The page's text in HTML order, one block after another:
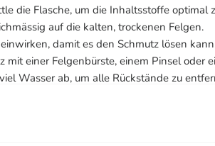
die Flasche, um die Inhaltsstoffe optimal
auf die kalten, trockenen Felgen.
damit es den Schmutz lösen
mit einer Felgenbürste, einem Pinsel oder
Wasser ab, um alle Rückstände zu